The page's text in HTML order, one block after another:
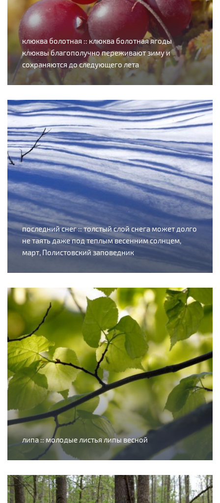
клюква болотная :: клюква болотная ягоды
клюквы благополучно переживают зиму и
сохраняются до следующего лета
последний снег :: толстый слой снега может долго
не таять даже под теплым весенним солнцем,
март, Полистовский заповедник
липа :: молодые листья липы весной